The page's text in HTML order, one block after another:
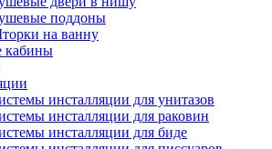
поддоны
на ванну
кабины
инсталляции для унитазов
инсталляции для раковин
инсталляции для биде